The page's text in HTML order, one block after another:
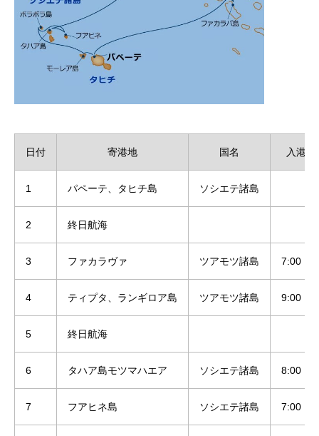
日付 寄港地 国名 入港
1 パペーテ、タヒチ島 ソシエテ諸島
2 終日航海
3 ファカラヴァ ツアモツ諸島 7:00
4 ティプタ、ランギロア島 ツアモツ諸島 9:00
5 終日航海
6 タハア島モツマハエア ソシエテ諸島 8:00
7 フアヒネ島 ソシエテ諸島 7:00